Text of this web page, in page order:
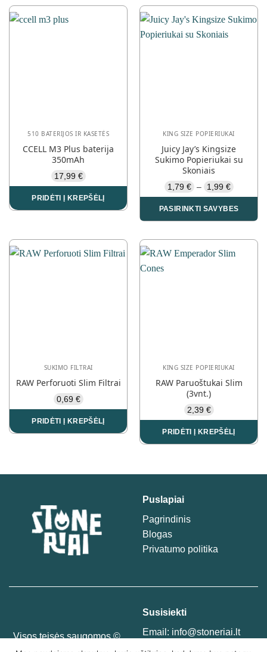
510 BATERIJOS IR KASETĖS
CCELL M3 Plus baterija
350mAh
17,99 €
PRIDĖTI Į KREPŠĖLĮ
KING SIZE POPIERIUKAI
Juicy Jay’s Kingsize
Sukimo Popieriukai su
Skoniais
1,79 € – 1,99 €
through
PASIRINKTI SAVYBES
product
has
the
page
SUKIMO FILTRAI
RAW Perforuoti Slim Filtrai
0,69 €
PRIDĖTI Į KREPŠĖLĮ
KING SIZE POPIERIUKAI
RAW Paruoštukai Slim
(3vnt.)
2,39 €
PRIDĖTI Į KREPŠĖLĮ
Puslapiai
Pagrindinis
Blogas
Privatumo politika
Visos teisės saugomos ©
Susisiekti
Email: info@stoneriai.lt